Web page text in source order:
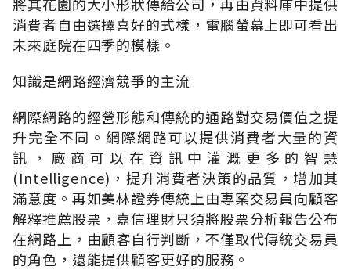
消費者自由選擇喜好的式樣，電腦螢幕上即可看出
未來庭院在四季的模樣。
知識是網路經濟競爭的主流
網際網路的經營形態和傳統的通路對交易價值之提
升完全不同。網際網路可以提供消費者大量的資
訊，廠商可以在資訊中灌溉更多的智慧
(Intelligence)，提升消費者決策的品質，增加其
滿意度。再如美林證券傳統上由專案交易員向顧客
解釋推薦股票，嘉信理財只須將股票分析報告公布
在網路上，由顧客自行判斷，不僅取代傳統交易員
的角色，還能提供顧客更好的服務。